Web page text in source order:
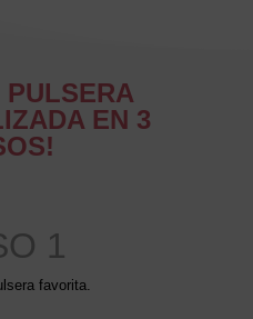
PULSERA
EN 3
1
favorita.